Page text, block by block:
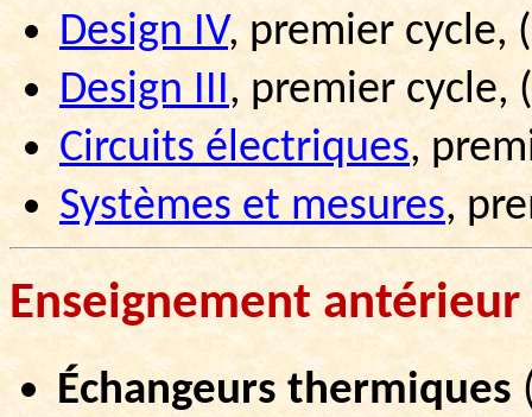
Design IV, premier cycle,
Design III, premier cycle,
Circuits électriques,
Systèmes et mesures,
Enseignement antérieur
Échangeurs thermiques